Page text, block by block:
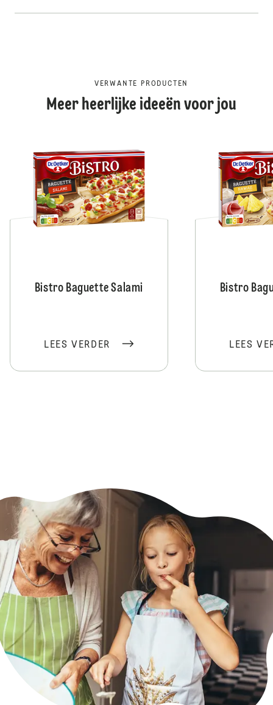
VERWANTE PRODUCTEN
Meer heerlijke ideeën voor jou
Bistro Baguette Salami
LEES VERDER
Bistro
LEES